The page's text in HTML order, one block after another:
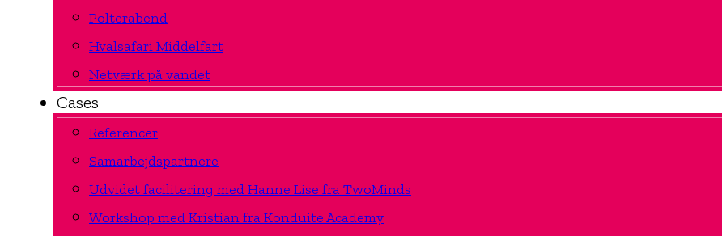
Polterabend
Hvalsafari Middelfart
Netværk på vandet
Cases
Referencer
Samarbejdspartnere
Udvidet facilitering med Hanne Lise fra TwoMinds
Workshop med Kristian fra Konduite Academy